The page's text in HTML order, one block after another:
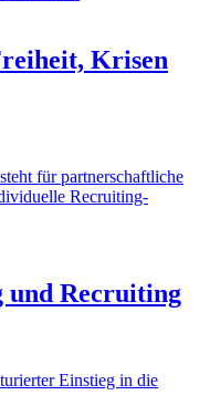
Krisen
und Recruiting